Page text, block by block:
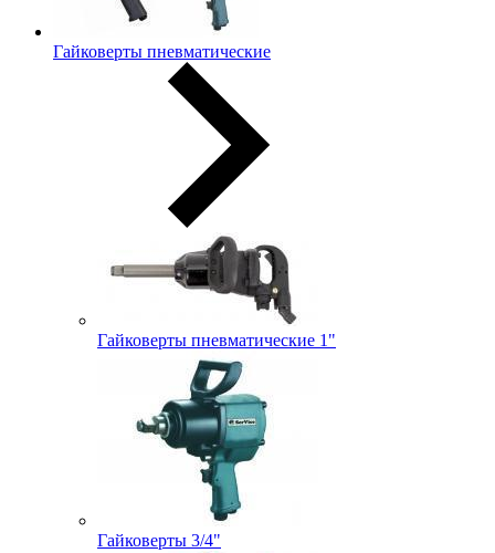
Гайковерты пневматические
Гайковерты пневматические 1"
Гайковерты 3/4"